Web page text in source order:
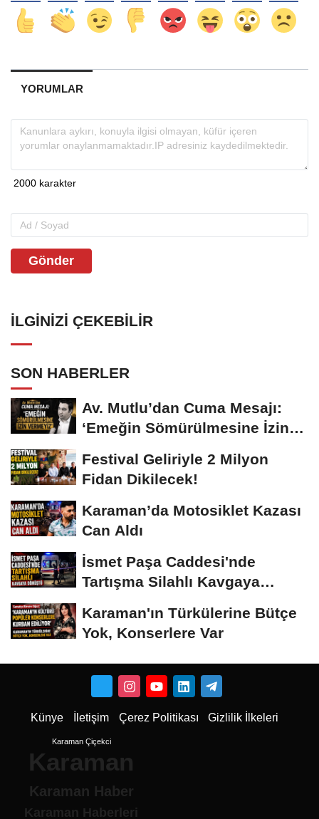
YORUMLAR
Gönder
İLGINIZI ÇEKEBILIR
SON HABERLER
Av. Mutlu’dan Cuma Mesajı:
‘Emeğin Sömürülmesine İzin
Festival Geliriyle 2 Milyon
Fidan Dikilecek!
Karaman’da Motosiklet Kazası
Can Aldı
İsmet Paşa Caddesi'nde
Tartışma Silahlı Kavgaya
Karaman'ın Türkülerine Bütçe
Yok, Konserlere Var
Künye İletişim Çerez Politikası Gizlilik İlkeleri
Karaman Çiçekci
Karaman
Karaman Haber
Karaman Haberleri